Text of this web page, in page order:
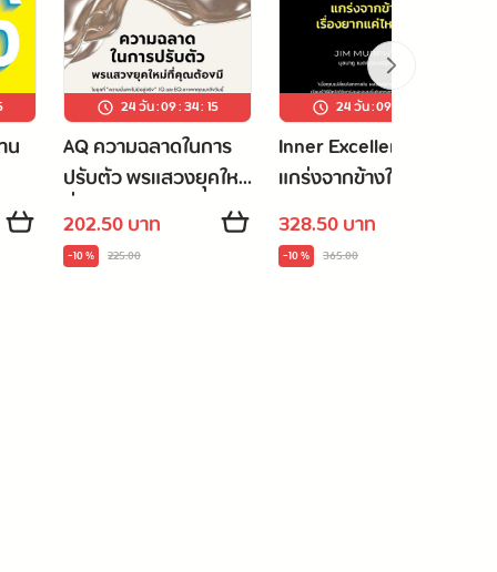
น
24 วัน:09:34:14
AQ ความฉลาดในการ
ปรับตัว พรแสวงยุคใหม่
ที่คุณต้องมี
202.50 บาท
-10 % 225.00
24 วัน:09
Inner Excellence
แกร่งจากข้างใน เรื่อง
ยากแค่ไหนก็ชนะ
328.50 บาท
-10 % 365.00